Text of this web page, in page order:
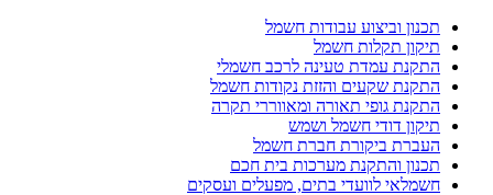
תכנון וביצוע עבודות חשמל
תיקון תקלות חשמל
התקנת עמדת טעינה לרכב חשמלי
התקנת שקעים והזזת נקודות חשמל
התקנת גופי תאורה ומאווררי תקרה
תיקון דודי חשמל ושמש
העברת ביקורת חברת חשמל
תכנון והתקנת מערכות בית חכם
חשמלאי לוועדי בתים, מפעלים ועסקים